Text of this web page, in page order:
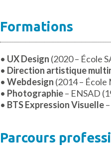
Formations
• UX Design (2020 – École
• Direction artistique
• Webdesign (2014 – École
• Photographie– ENSAD
• BTS Expression Visuelle
Parcours